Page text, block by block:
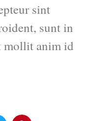
sint
sunt in
mollit anim id